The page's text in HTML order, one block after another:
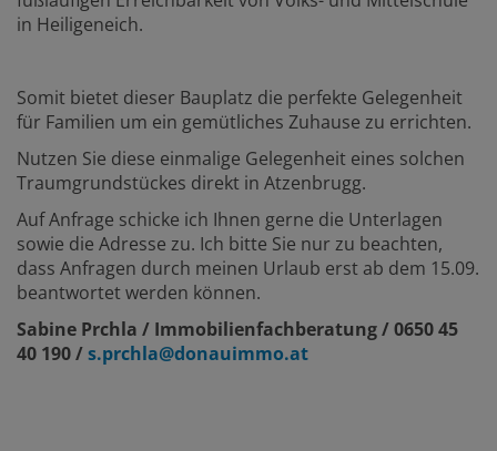
in Heiligeneich.
Somit bietet dieser Bauplatz die perfekte Gelegenheit
für Familien um ein gemütliches Zuhause zu errichten.
Nutzen Sie diese einmalige Gelegenheit eines solchen
Traumgrundstückes direkt in Atzenbrugg.
Auf Anfrage schicke ich Ihnen gerne die Unterlagen
sowie die Adresse zu. Ich bitte Sie nur zu beachten,
dass Anfragen durch meinen Urlaub erst ab dem 15.09.
beantwortet werden können.
Sabine Prchla / Immobilienfachberatung / 0650 45
40 190 /s.prchla@donauimmo.at